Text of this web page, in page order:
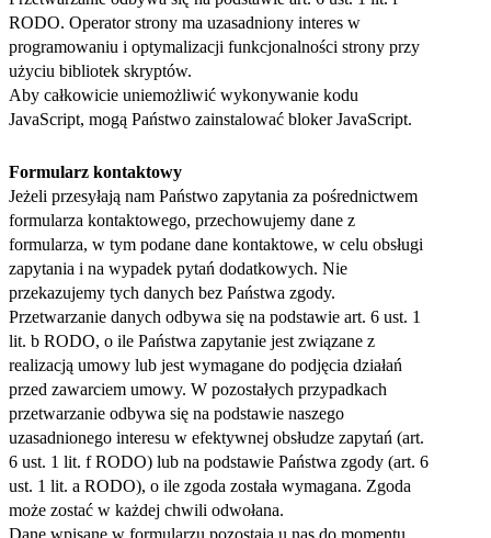
RODO. Operator strony ma uzasadniony interes w
programowaniu i optymalizacji funkcjonalności strony przy
użyciu bibliotek skryptów.
Aby całkowicie uniemożliwić wykonywanie kodu
JavaScript, mogą Państwo zainstalować bloker JavaScript.
Formularz kontaktowy
Jeżeli przesyłają nam Państwo zapytania za pośrednictwem
formularza kontaktowego, przechowujemy dane z
formularza, w tym podane dane kontaktowe, w celu obsługi
zapytania i na wypadek pytań dodatkowych. Nie
przekazujemy tych danych bez Państwa zgody.
Przetwarzanie danych odbywa się na podstawie art. 6 ust. 1
lit. b RODO, o ile Państwa zapytanie jest związane z
realizacją umowy lub jest wymagane do podjęcia działań
przed zawarciem umowy. W pozostałych przypadkach
przetwarzanie odbywa się na podstawie naszego
uzasadnionego interesu w efektywnej obsłudze zapytań (art.
6 ust. 1 lit. f RODO) lub na podstawie Państwa zgody (art. 6
ust. 1 lit. a RODO), o ile zgoda została wymagana. Zgoda
może zostać w każdej chwili odwołana.